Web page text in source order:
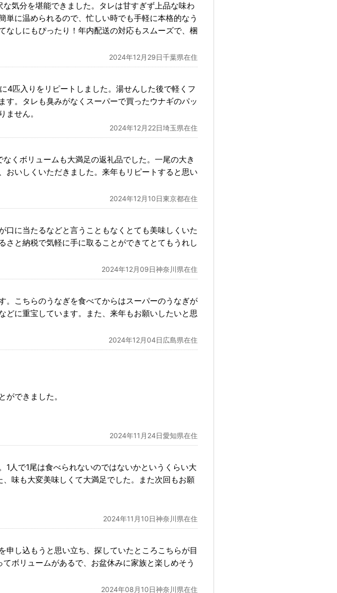
気分を堪能できました。タレは甘すぎず上品な味わ
に温められるので、忙しい時でも手軽に本格的なう
なしにもぴったり！年内配送の対応もスムーズで、梱
2024年12月29日千葉県在住
4匹入りをリピートしました。湯せんした後で軽くフ
。タレも臭みがなくスーパーで買ったウナギのパッ
ません。
2024年12月22日埼玉県在住
くボリュームも大満足の返礼品でした。一尾の大き
おいしくいただきました。来年もリピートすると思い
2024年12月10日東京都在住
口に当たるなどと言うこともなくとても美味しくいた
と納税で気軽に手に取ることができてとてもうれし
2024年12月09日神奈川県在住
。こちらのうなぎを食べてからはスーパーのうなぎが
に重宝しています。また、来年もお願いしたいと思
2024年12月04日広島県在住
できました。
2024年11月24日愛知県在住
人で1尾は食べられないのではないかというくらい大
味も大変美味しくて大満足でした。また次回もお願
2024年11月10日神奈川県在住
し込もうと思い立ち、探していたところこちらが目
ボリュームがあるで、お盆休みに家族と楽しめそう
2024年08月10日神奈川県在住